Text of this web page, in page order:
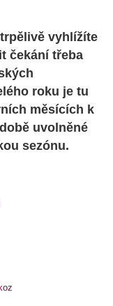
vyhlížíte
čekání třeba
roku je tu
měsících k
uvolněné
sezónu.